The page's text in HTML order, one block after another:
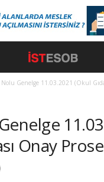
Genelge 11.03.2021 (Okul
Onay